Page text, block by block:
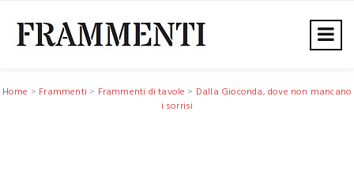
Home > Frammenti > Frammenti di tavole > Dalla Gioconda, dove non mancano
i sorrisi